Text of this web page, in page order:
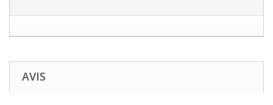
AVIS